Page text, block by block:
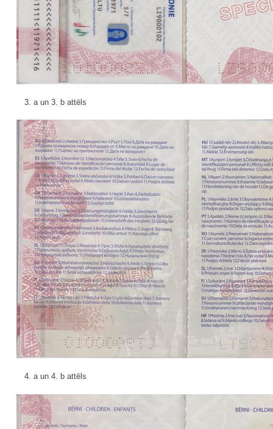
3. a un 3. b attēls
4. a un 4. b attēls